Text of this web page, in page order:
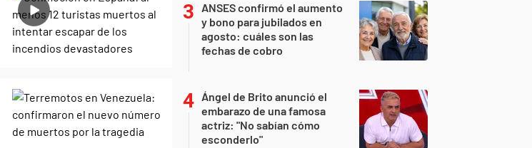
ANSES confirmó el aumento
y bono para jubilados en
agosto: cuáles son las
fechas de cobro
Ángel de Brito anunció el
embarazo de una famosa
actriz: "No sabían cómo
esconderlo"